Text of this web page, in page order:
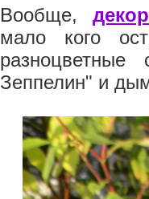
Вообще,
мало кого
Зеппелин" и